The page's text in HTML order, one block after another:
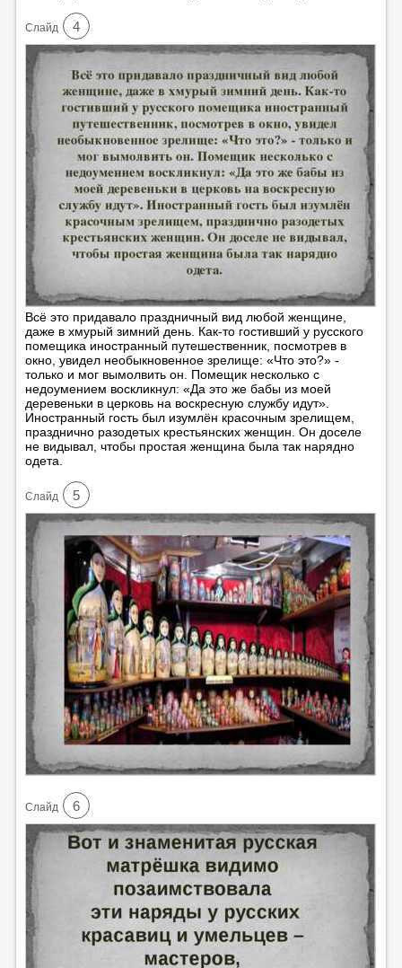
Cлайд 4
Всё это придавало праздничный вид любой женщине,
даже в хмурый зимний день. Как-то гостивший у русского
помещика иностранный путешественник, посмотрев в
окно, увидел необыкновенное зрелище: «Что это?» -
только и мог вымолвить он. Помещик несколько с
недоумением воскликнул: «Да это же бабы из моей
деревеньки в церковь на воскресную службу идут».
Иностранный гость был изумлён красочным зрелищем,
празднично разодетых крестьянских женщин. Он доселе
не видывал, чтобы простая женщина была так нарядно
одета.
Cлайд 5
Cлайд 6